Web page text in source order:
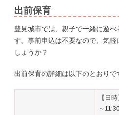
出前保育
豊見城市では、親子で一緒に遊
す。事前申込は不要なので、気
しょうか？
出前保育の詳細は以下のとおりで
【日
～11:30